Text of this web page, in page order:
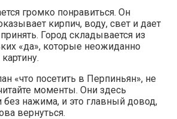
громко понравиться. Он
кирпич, воду, свет и дает
Город складывается из
«да», которые неожиданно
«что посетить в Перпиньян», не
моменты. Они здесь
без нажима, и это главный довод,
вернуться.